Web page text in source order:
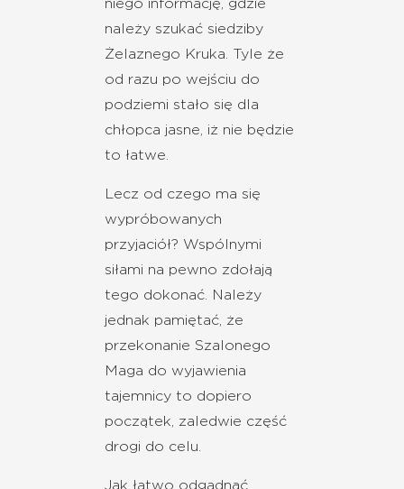
niego informację, gdzie
należy szukać siedziby
Żelaznego Kruka. Tyle że
od razu po wejściu do
podziemi stało się dla
chłopca jasne, iż nie będzie
to łatwe.
Lecz od czego ma się
wypróbowanych
przyjaciół? Wspólnymi
siłami na pewno zdołają
tego dokonać. Należy
jednak pamiętać, że
przekonanie Szalonego
Maga do wyjawienia
tajemnicy to dopiero
początek, zaledwie część
drogi do celu.
Jak łatwo odgadnąć,